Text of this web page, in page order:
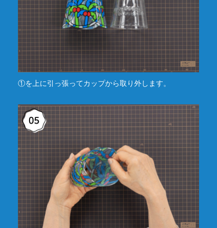
①を上に引っ張ってカップから取り外します。